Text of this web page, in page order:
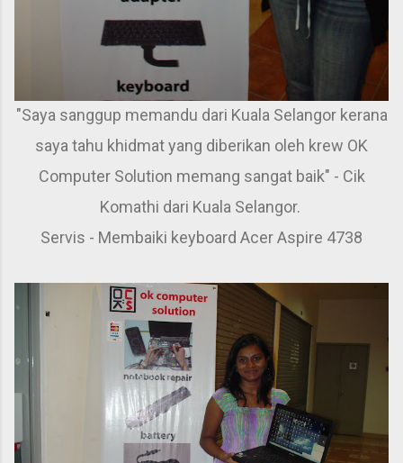
"Saya sanggup memandu dari Kuala Selangor kerana
saya tahu khidmat yang diberikan oleh krew OK
Computer Solution memang sangat baik" - Cik
Komathi dari Kuala Selangor.
Servis - Membaiki keyboard Acer Aspire 4738